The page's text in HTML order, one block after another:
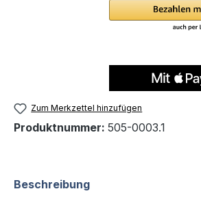
Zum Merkzettel hinzufügen
Produktnummer: 505-0003.1
Beschreibung